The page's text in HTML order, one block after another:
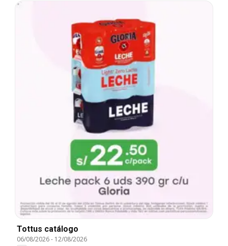
Tottus catálogo
06/08/2026- 12/08/2026